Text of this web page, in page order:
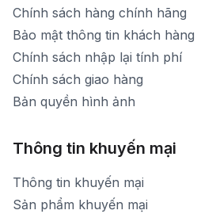
Chính sách hàng chính hãng
Bảo mật thông tin khách hàng
Chính sách nhập lại tính phí
Chính sách giao hàng
Bản quyền hình ảnh
Thông tin khuyến mại
Thông tin khuyến mại
Sản phẩm khuyến mại